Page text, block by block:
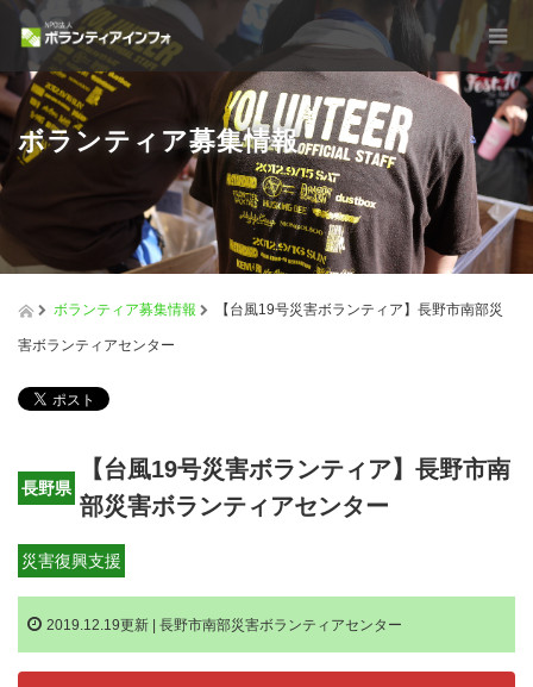
ボランティア募集情報
ボランティア募集情報 【台風19号災害ボランティア】長野市南部災
害ボランティアセンター
長野県
【台風19号災害ボランティア】長野市南
部災害ボランティアセンター
災害復興支援
2019.12.19更新 | 長野市南部災害ボランティアセンター